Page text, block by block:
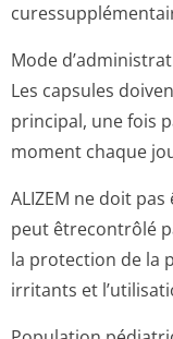
Mode
Les capsules
principal, une fois
moment chaque
ALIZEM ne doit
peut êtrecontrôlé
la protection de la
irritants et